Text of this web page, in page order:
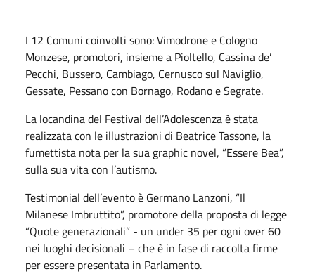
I 12 Comuni coinvolti sono: Vimodrone e Cologno
Monzese, promotori, insieme a Pioltello, Cassina de’
Pecchi, Bussero, Cambiago, Cernusco sul Naviglio,
Gessate, Pessano con Bornago, Rodano e Segrate.
La locandina del Festival dell’Adolescenza è stata
realizzata con le illustrazioni di Beatrice Tassone, la
fumettista nota per la sua graphic novel, “Essere Bea”,
sulla sua vita con l’autismo.
Testimonial dell’evento è Germano Lanzoni, “Il
Milanese Imbruttito”, promotore della proposta di legge
“Quote generazionali” - un under 35 per ogni over 60
nei luoghi decisionali – che è in fase di raccolta firme
per essere presentata in Parlamento.